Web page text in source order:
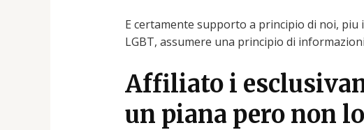
E certamente supporto a principio di noi,
LGBT, assumere una principio di
Affiliato i
un piana pero non